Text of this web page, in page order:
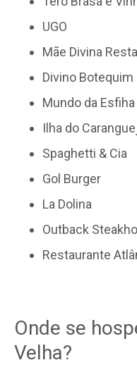
UGO
Mãe Divina
Divino Botequim
Mundo da Esfiha
Ilha do
Spaghetti & Cia
Gol Burger
La Dolina
Outback
Restaurante
Onde se
Velha?